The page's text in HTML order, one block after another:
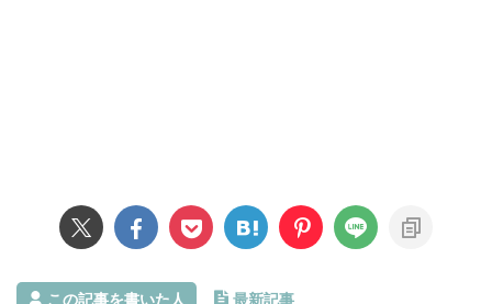
この記事を書いた人 最新記事